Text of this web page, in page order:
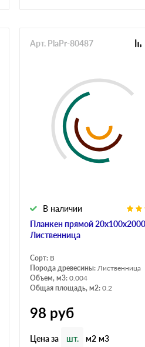
Планкен прямой
Лиственница
В наличии
Арт. PlaPr-80487
Сорт: B
Порода древесины: Лиственница
Объем, м3: 0.004
Общая площадь, м2: 0.2
98 руб
Цена за шт. м2 м3